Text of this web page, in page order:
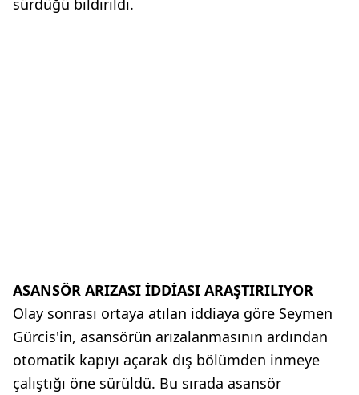
sürdüğü bildirildi.
ASANSÖR ARIZASI İDDİASI ARAŞTIRILIYOR
Olay sonrası ortaya atılan iddiaya göre Seymen
Gürcis'in, asansörün arızalanmasının ardından
otomatik kapıyı açarak dış bölümden inmeye
çalıştığı öne sürüldü. Bu sırada asansör